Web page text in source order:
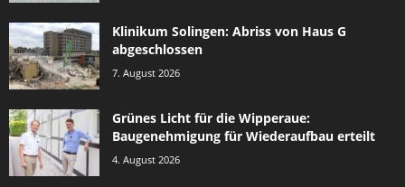
Klinikum Solingen: Abriss von Haus G
abgeschlossen
7. August 2026
Grünes Licht für die Wipperaue:
Baugenehmigung für Wiederaufbau erteilt
4. August 2026